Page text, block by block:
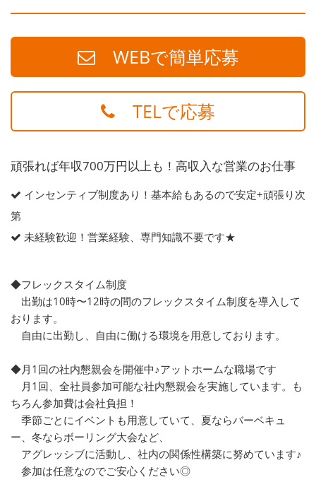
WEBで簡単応募
TELで応募
頑張れば年収700万円以上も！高収入な営業のお仕事
インセンティブ制度あり！基本給もあるので安定+頑張り次
第
未経験歓迎！営業経験、専門知識不要です★
◆フレックスタイム制度
出勤は10時〜12時の間のフレックスタイム制度を導入して
おります。
自由に出勤し、自由に働ける環境を用意しております。
◆月1回の社内懇親会を開催中♪アットホームな職場です
月1回、全社員参加可能な社内懇親会を実施しています。も
ちろん参加費は会社負担！
季節ごとにイベントも用意していて、夏ならバーベキュ
ー、冬ならボーリング大会など、
アグレッシブに活動し、社内の関係性構築に努めています♪
参加は任意なのでご安心ください◎